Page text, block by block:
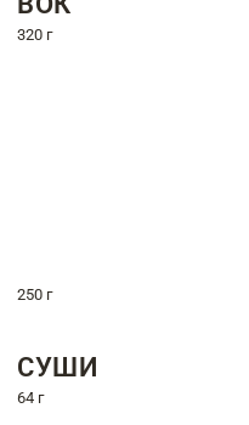
320 г
250 г
СУШИ
64 г